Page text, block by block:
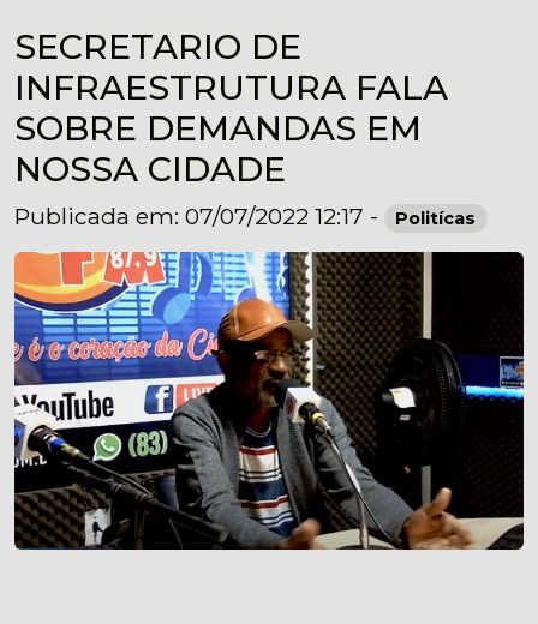
SECRETARIO DE
INFRAESTRUTURA FALA
SOBRE DEMANDAS EM
NOSSA CIDADE
Publicada em: 07/07/2022 12:17 - Politícas